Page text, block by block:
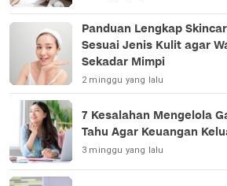
Panduan Lengkap
Sesuai Jenis Kulit agar
Sekadar Mimpi
2 minggu yang lalu
7 Kesalahan Mengelola
Tahu Agar Keuangan
3 minggu yang lalu